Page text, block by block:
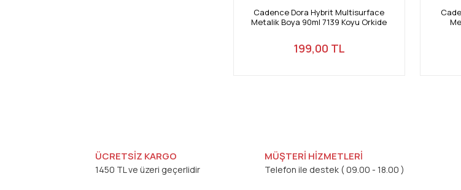
Cadence Dora Hybrit Multisurface
Metalik Boya 90ml 7139 Koyu Orkide
199,00 TL
ÜCRETSİZ KARGO
1450 TL ve üzeri geçerlidir
MÜŞTERİ HİZMETLERİ
Telefon ile destek ( 09.00 - 18.00 )